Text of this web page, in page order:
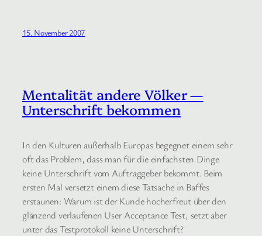
15. November 2007
Mentalität andere Völker —
Unterschrift bekommen
In den Kulturen außerhalb Europas begegnet einem sehr
oft das Problem, dass man für die einfachsten Dinge
keine Unterschrift vom Auftraggeber bekommt. Beim
ersten Mal versetzt einem diese Tatsache in Baffes
erstaunen: Warum ist der Kunde hocherfreut über den
glänzend verlaufenen User Acceptance Test, setzt aber
unter das Testprotokoll keine Unterschrift?